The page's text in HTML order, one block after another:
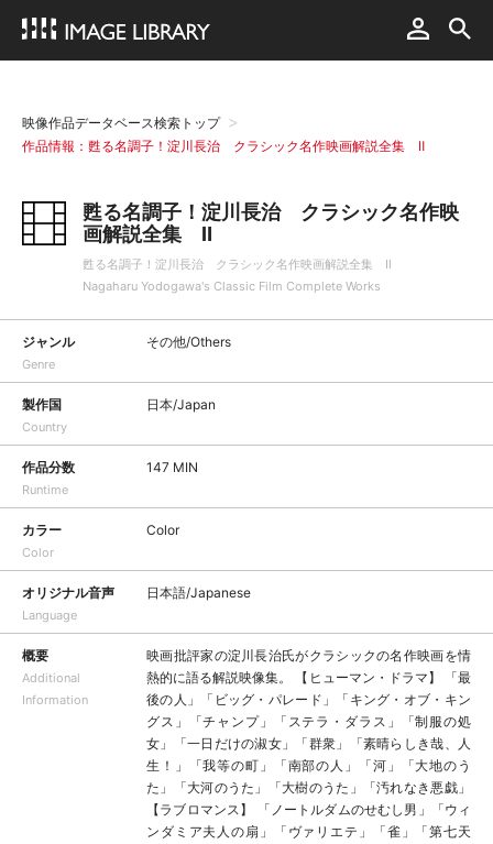
映像作品データベース検索トップ
作品情報：甦る名調子！淀川長治 クラシック名作映画解説全集 Ⅱ
甦る名調子！淀川長治 クラシック名作映
画解説全集 Ⅱ
甦る名調子！淀川長治 クラシック名作映画解説全集 Ⅱ
Nagaharu Yodogawa's Classic Film Complete Works
ジャンル
Genre
その他/Others
製作国
Country
日本/Japan
作品分数
Runtime
147 MIN
カラー
Color
Color
オリジナル音声
Language
日本語/Japanese
概要
Additional
Information
映画批評家の淀川長治氏がクラシックの名作映画を情
熱的に語る解説映像集。 【ヒューマン・ドラマ】 「最
後の人」「ビッグ・パレード」「キング・オブ・キン
グス」「チャンプ」「ステラ・ダラス」「制服の処
女」「一日だけの淑女」「群衆」「素晴らしき哉、人
生！」「我等の町」「南部の人」「河」「大地のう
た」「大河のうた」「大樹のうた」「汚れなき悪戯」
【ラブロマンス】 「ノートルダムのせむし男」「ウィ
ンダミア夫人の扇」「ヴァリエテ」「雀」「第七天